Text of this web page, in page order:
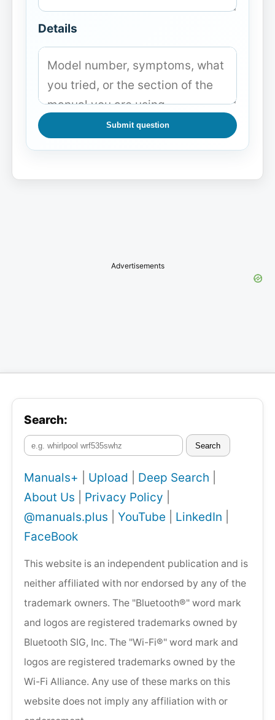
Details
Submit question
Advertisements
Search:
Search
Manuals+ Upload Deep Search
About Us
Privacy Policy
@manuals.plus
YouTube LinkedIn
FaceBook
This website is an independent publication and is
neither affiliated with nor endorsed by any of the
trademark owners. The "Bluetooth®" word mark
and logos are registered trademarks owned by
Bluetooth SIG, Inc. The "Wi-Fi®" word mark and
logos are registered trademarks owned by the
Wi-Fi Alliance. Any use of these marks on this
website does not imply any affiliation with or